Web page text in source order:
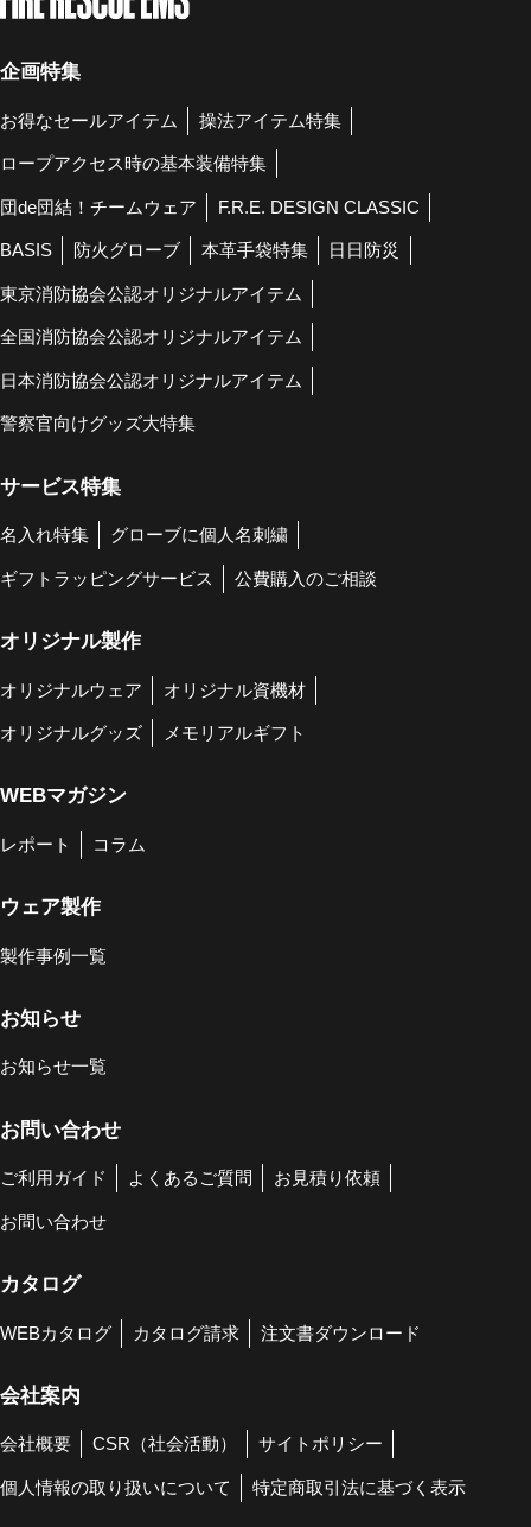
企画特集
お得なセールアイテム 操法アイテム特集
ロープアクセス時の基本装備特集
団de団結！チームウェア F.R.E. DESIGN CLASSIC
BASIS 防火グローブ 本革手袋特集 日日防災
東京消防協会公認オリジナルアイテム
全国消防協会公認オリジナルアイテム
日本消防協会公認オリジナルアイテム
警察官向けグッズ大特集
サービス特集
名入れ特集 グローブに個人名刺繍
ギフトラッピングサービス 公費購入のご相談
オリジナル製作
オリジナルウェア オリジナル資機材
オリジナルグッズ メモリアルギフト
WEBマガジン
レポート コラム
ウェア製作
製作事例一覧
お知らせ
お知らせ一覧
お問い合わせ
ご利用ガイド よくあるご質問 お見積り依頼
お問い合わせ
カタログ
WEBカタログ カタログ請求 注文書ダウンロード
会社案内
会社概要 CSR（社会活動） サイトポリシー
個人情報の取り扱いについて 特定商取引法に基づく表示